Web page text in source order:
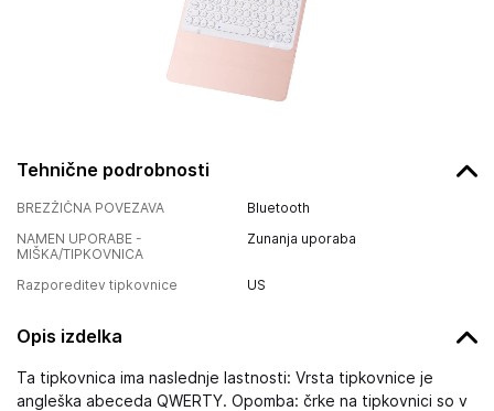
Tehnične podrobnosti
BREZŽIČNA POVEZAVA
Bluetooth
NAMEN UPORABE -
MIŠKA/TIPKOVNICA
Zunanja uporaba
Razporeditev tipkovnice US
Opis izdelka
Ta tipkovnica ima naslednje lastnosti: Vrsta tipkovnice je
angleška abeceda QWERTY. Opomba: črke na tipkovnici so v